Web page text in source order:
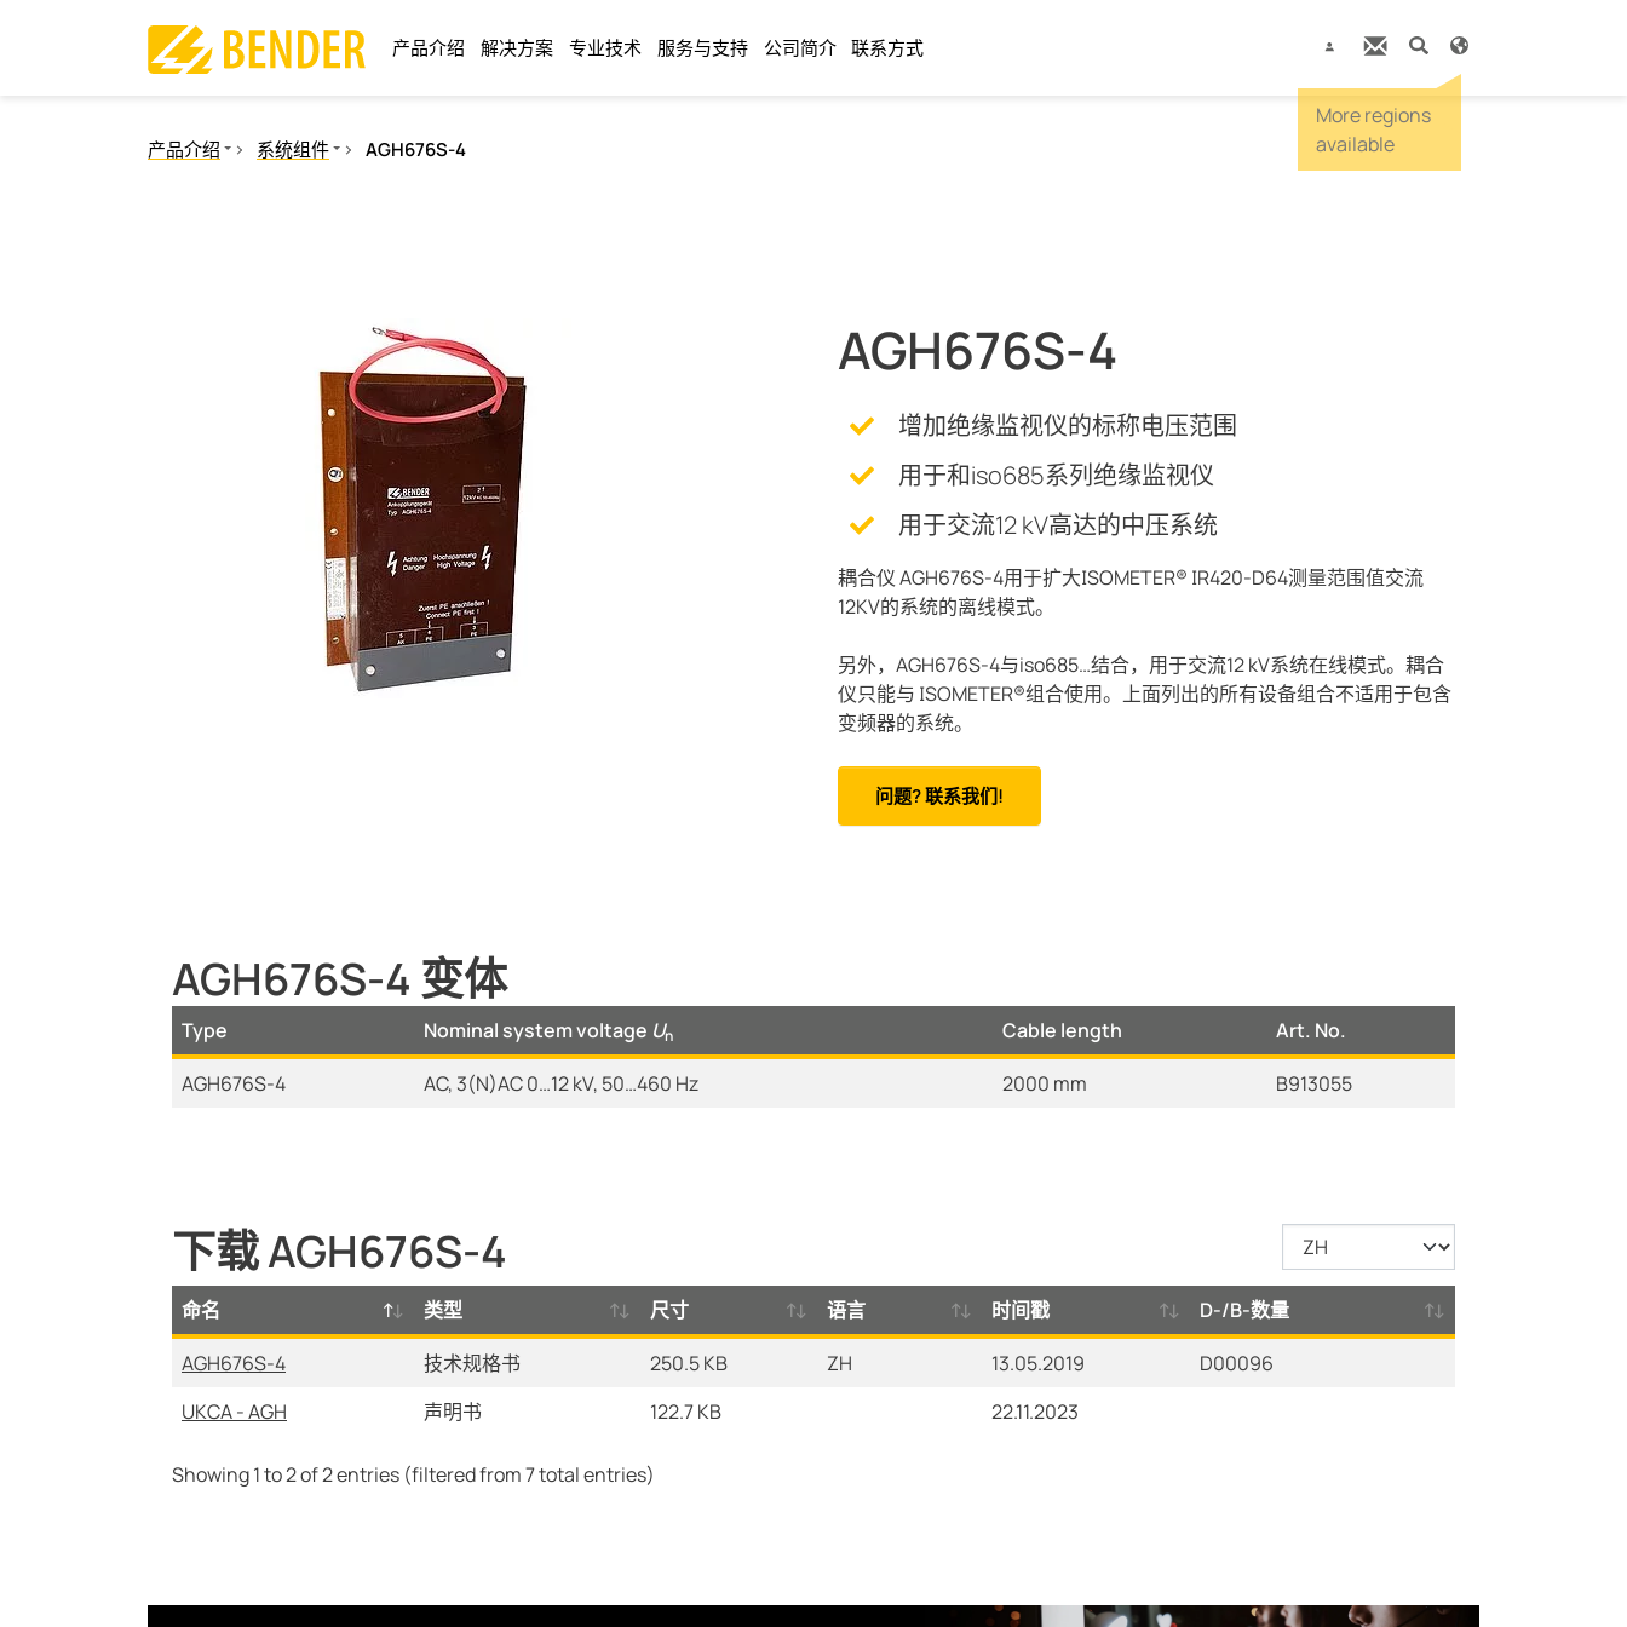
产品介绍 解决方案 专业技术 服务与支持 公司简介 联系方式
产品介绍
系统组件 AGH676S-4
AGH676S-4
增加绝缘监视仪的标称电压范围
用于和iso685系列绝缘监视仪
用于交流12 kV高达的中压系统
耦合仪 AGH676S-4用于扩大ISOMETER® IR420-D64测量范围值交流
12KV的系统的离线模式。
另外，AGH676S-4与iso685…结合，用于交流12 kV系统在线模式。耦合
仪只能与 ISOMETER®组合使用。上面列出的所有设备组合不适用于包含
变频器的系统。
问题? 联系我们!
AGH676S-4 变体
Type Nominal system voltage Un Cable length
Art. No.
AGH676S-4
AC, 3(N)AC 0…12 kV, 50…460 Hz 2000 mm B913055
下载 AGH676S-4
命名 类型 尺寸 语言 时间戳
D-/B-数量
AGH676S-4
技术规格书 250.5 KB ZH 13.05.2019
D00096
UKCA - AGH
声明书 122.7 KB 22.11.2023
Showing 1 to 2 of 2 entries (filtered from 7 total entries)